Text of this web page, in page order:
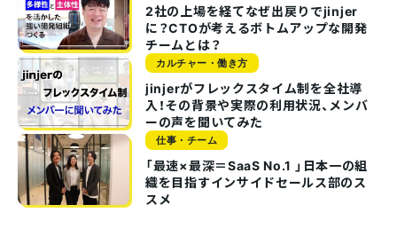
2社の上場を経てなぜ出戻りでjinjer
に？CTOが考えるボトムアップな開発
チームとは？
カルチャー・働き方
jinjerがフレックスタイム制を全社導
入！その背景や実際の利用状況、メンバ
ーの声を聞いてみた
仕事・チーム
「最速×最深＝SaaS No.1 」日本一の組
織を目指すインサイドセールス部のス
スメ